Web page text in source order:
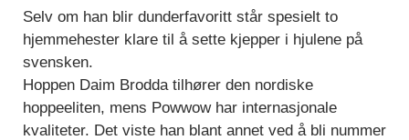
Selv om han blir dunderfavoritt står spesielt to
hjemmehester klare til å sette kjepper i hjulene på
svensken.
Hoppen Daim Brodda tilhører den nordiske
hoppeeliten, mens Powwow har internasjonale
kvaliteter. Det viste han blant annet ved å bli nummer